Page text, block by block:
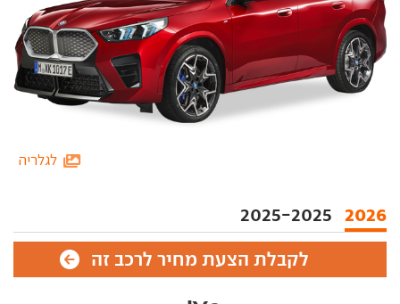
2026
2025-2025
לגלריה
לקבלת הצעת מחיר לרכב זה